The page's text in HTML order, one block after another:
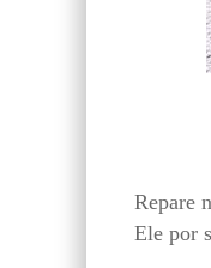
Repare
Ele por